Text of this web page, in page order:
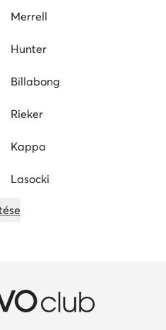
Merrell
Hunter
Billabong
Rieker
Kappa
Lasocki